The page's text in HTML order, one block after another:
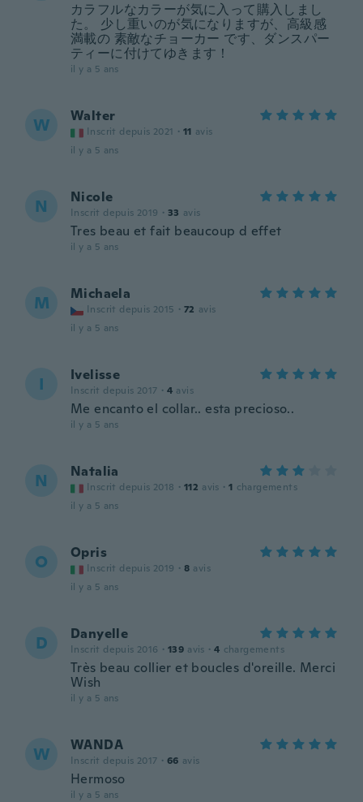
カラフルなカラーが気に入って購入しまし
た。 少し重いのが気になりますが、高級感
満載の 素敵なチョーカー です、ダンスパー
ティーに付けてゆきます！
il y a 5 ans
W Walter
Inscrit depuis 2021 · 11 avis
il y a 5 ans
N Nicole
Inscrit depuis 2019 · 33 avis
Tres beau et fait beaucoup d effet
il y a 5 ans
M Michaela
Inscrit depuis 2015 · 72 avis
il y a 5 ans
I Ivelisse
Inscrit depuis 2017 · 4 avis
Me encanto el collar.. esta precioso..
il y a 5 ans
N Natalia
Inscrit depuis 2018 · 112 avis · 1 chargements
il y a 5 ans
O Opris
Inscrit depuis 2019 · 8 avis
il y a 5 ans
D Danyelle
Inscrit depuis 2016 · 139 avis · 4 chargements
Très beau collier et boucles d'oreille. Merci
Wish
il y a 5 ans
W WANDA
Inscrit depuis 2017 · 66 avis
Hermoso
il y a 5 ans